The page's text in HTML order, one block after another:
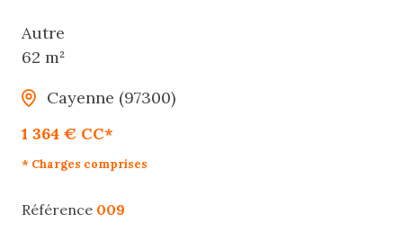
Autre
62 m²
Cayenne (97300)
1 364 € CC*
* Charges comprises
Référence 009